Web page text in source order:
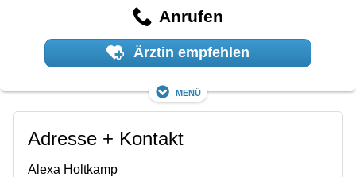
Anrufen
Ärztin empfehlen
Menü
Adresse + Kontakt
Alexa Holtkamp